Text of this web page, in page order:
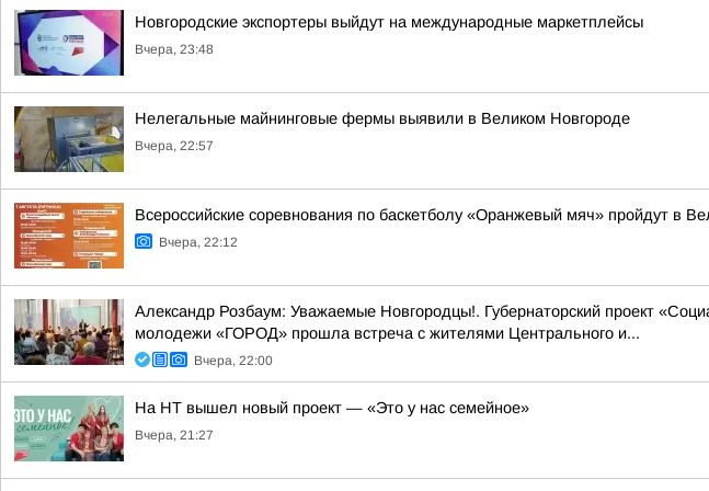
Новгородские экспортеры выйдут на международные маркетплейсы
Вчера, 23:48
Нелегальные майнинговые фермы выявили в Великом Новгороде
Вчера, 22:57
Всероссийские соревнования по баскетболу «Оранжевый мяч» пройдут в
Вчера, 22:12
Александр Розбаум: Уважаемые Новгородцы!. Губернаторский проект
молодежи «ГОРОД» прошла встреча с жителями Центрального и...
Вчера, 22:00
На НТ вышел новый проект — «Это у нас семейное»
Вчера, 21:27